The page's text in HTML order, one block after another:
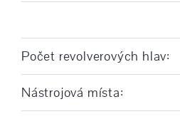
Počet revolverových hlav:
Nástrojová místa: